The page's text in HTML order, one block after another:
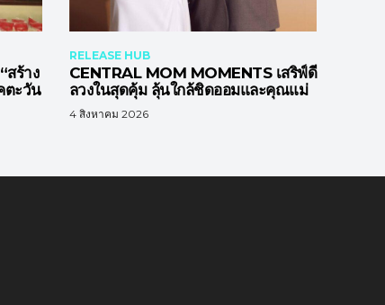
สร้าง
ตะวัน
RELEASE HUB
CENTRAL MOM MOMENTS เสริฟ์ดี
ลวงในสุดคุ้ม ลุ้นใกล้ชิดออมและคุณแม่
4 สิงหาคม 2026